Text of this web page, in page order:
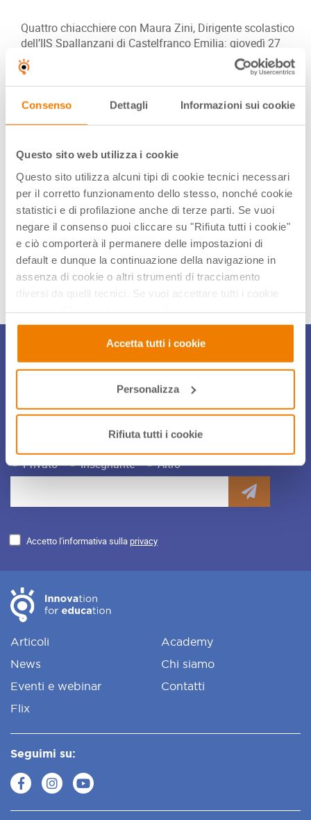
Consenso Dettagli Informazioni sui cookie
Questo sito web utilizza i cookie
Questo sito utilizza alcuni tipi di cookie tecnici necessari
per il corretto funzionamento dello stesso, nonché cookie
statistici e di profilazione anche di terze parti. Se vuoi
negare il consenso puoi cliccare su "Rifiuta tutti i cookie"
e ciò comporterà il permanere delle impostazioni di
default e dunque la continuazione della navigazione in
assenza di cookie o altri strumenti di tracciamento
diversi da quelli tecnici. Se vuoi accettare tutti i cookie
autonomamente selezionare i cookie da accettare clicca
su "Personalizza". Se vuoi saperne di più consulta la
nostraPrivacy e Cookie Policy.
Accetta tutti i cookie
Personalizza
Rifiuta tutti i cookie
Quattro chiacchiere con Maura Zini, Dirigente scolastico
dell’IIS Spallanzani di Castelfranco Emilia: giovedì 27
gennaio alle 17.00 vi proponiamo un webinar
inconsueto. Vi porteremo infatti all’interno di questo
famosissimo istituto agrario dell’Emilia Romagna, un
istituto innovativo, intraprendente e attivissimo in
intraprese dalla vulcanica Dottoressa Zini che lo dirige,
suggestioni imperdibili, che possono essere lo spunto per
le azioni da attivare grazie al bando PON Green. Un
appuntamento imperdibile, reso possibile da chi pensa
alla propria scuola in chiave “green” giorno per giorno.
Condividi articolo
Iscriviti alla Newsletter
Per restare sempre aggiornato sulle novità, gli eventi e le
coloratissima newsletter!
Privato Insegnante Altro
Accetto l'informativa sulla privacy
Articoli
News
Eventi e webinar
Flix
Academy
Chi siamo
Contatti
Seguimi su: